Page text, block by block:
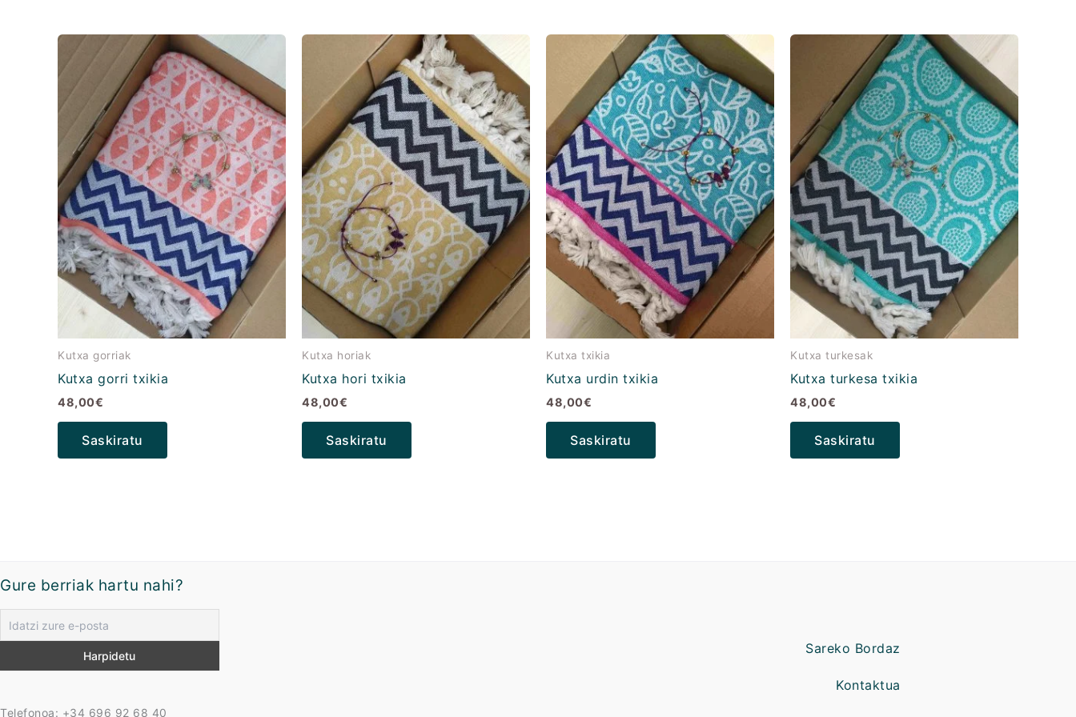
Kutxa gorriak
Kutxa gorri txikia
48,00€
Saskiratu
Kutxa horiak
Kutxa hori txikia
48,00€
Saskiratu
Kutxa txikia
Kutxa urdin txikia
48,00€
Saskiratu
Kutxa turkesak
Kutxa turkesa txikia
48,00€
Saskiratu
Gure berriak hartu nahi?
Telefonoa: +34 696 92 68 40
Sareko Bordaz
Kontaktua